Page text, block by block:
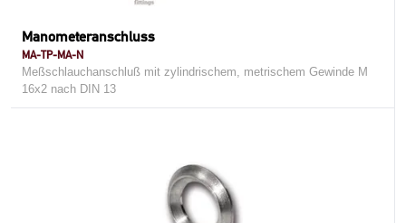
Manometeranschluss
MA-TP-MA-N
Meßschlauchanschluß mit zylindrischem, metrischem Gewinde M
16x2 nach DIN 13